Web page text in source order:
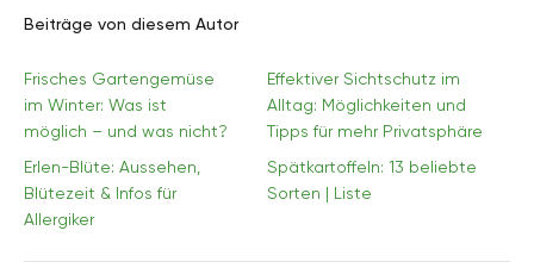
Beiträge von diesem Autor
Frisches Gartengemüse
im Winter: Was ist
möglich – und was nicht?
Effektiver Sichtschutz im
Alltag: Möglichkeiten und
Tipps für mehr Privatsphäre
Erlen-Blüte: Aussehen,
Blütezeit & Infos für
Allergiker
Spätkartoffeln: 13 beliebte
Sorten | Liste